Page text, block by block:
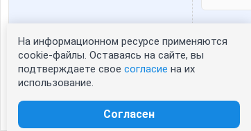
Статистика портрета:
сейчас просматривают портрет - 0
зарегистрированные пользователи
На информационном ресурсе применяются
cookie-файлы. Оставаясь на сайте, вы
подтверждаете свое согласие на их
использование.
Согласен